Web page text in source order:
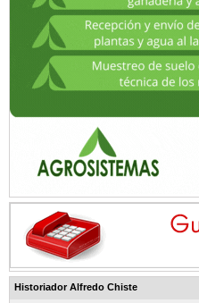
Historiador Alfredo Chiste